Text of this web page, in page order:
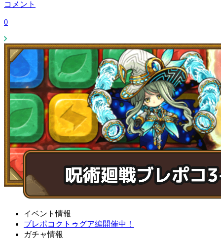
コメント
0
イベント情報
ブレポコクトゥグア編開催中！
ガチャ情報